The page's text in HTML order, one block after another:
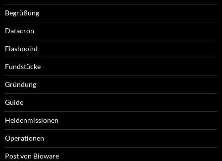
Begrüßung
Datacron
Flashpoint
Fundstücke
Gründung
Guide
Heldenmissionen
Operationen
Post von Bioware